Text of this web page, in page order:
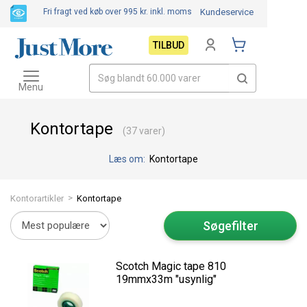
Kontortape (37 varer)
Læs om: Kontortape
Kontorartikler > Kontortape
Søgefilter
Scotch Magic tape 810
19mmx33m "usynlig"
Fri fragt ved køb over 995 kr. inkl. moms Kundeservice
TILBUD
Toggle
navigation
Menu